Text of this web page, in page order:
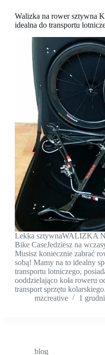
Walizka na rower sztywna
idealna do transportu
Lekka sztywnaWALIZKA
Bike CaseJedziesz na
Musisz koniecznie zabrać
sobą! Mamy na to idealny
transportu lotniczego,
ooddzielająco koła roweru
transport sprzętu
mzcreative
1
blog